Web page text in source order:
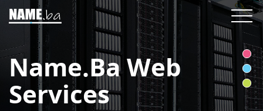
Toggle
Name.ba Web
Services